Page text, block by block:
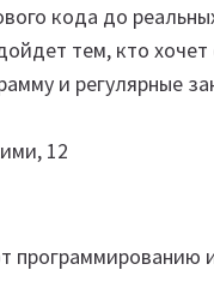
кода до
тем, кто
и регулярные
12
программированию